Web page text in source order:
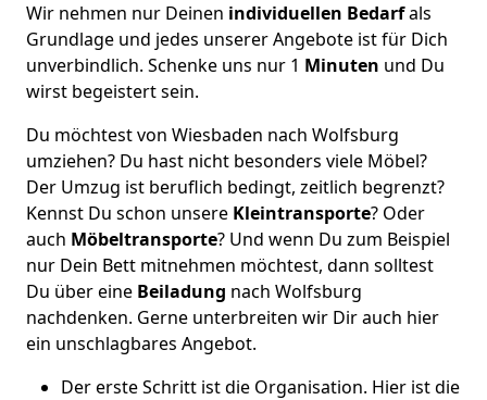
Wir nehmen nur Deinen individuellen Bedarfals
Grundlage und jedes unserer Angebote ist für Dich
unverbindlich. Schenke uns nur 1 Minuten und Du
wirst begeistert sein.
Du möchtest von Wiesbaden nach Wolfsburg
umziehen? Du hast nicht besonders viele Möbel?
Der Umzug ist beruflich bedingt, zeitlich begrenzt?
Kennst Du schon unsere Kleintransporte? Oder
auch Möbeltransporte? Und wenn Du zum Beispiel
nur Dein Bett mitnehmen möchtest, dann solltest
Du über eine Beiladung nach Wolfsburg
nachdenken. Gerne unterbreiten wir Dir auch hier
ein unschlagbares Angebot.
Der erste Schritt ist die Organisation. Hier ist die